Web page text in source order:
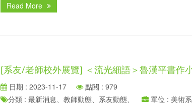
Read More
[系友/老師校外展覽] ＜流光細語＞魯漢平書作
日期 : 2023-11-17
點閱 : 979
分類 : 最新消息、教師動態、系友動態、
單位 : 美術系